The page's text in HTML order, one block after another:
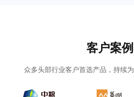
客户案例
众多头部行业客户首选产品，持续